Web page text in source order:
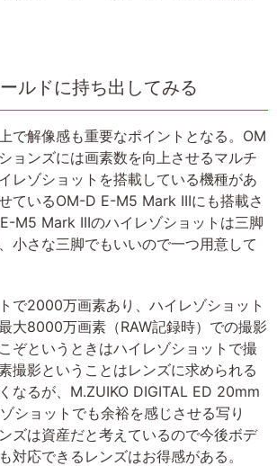
ルドに持ち出してみる
で解像感も重要なポイントとなる。OM
ョンズには画素数を向上させるマルチ
レゾショットを搭載している機種があ
ているOM-D E-M5 Mark IIIにも搭載さ
M5 Mark IIIのハイレゾショットは三脚
小さな三脚でもいいので一つ用意して
で2000万画素あり、ハイレゾショット
大8000万画素（RAW記録時）での撮影
ぞというときはハイレゾショットで撮
撮影ということはレンズに求められる
なるが、M.ZUIKO DIGITAL ED 20mm
ショットでも余裕を感じさせる写り
ズは資産だと考えているので今後ボデ
対応できるレンズはお得感がある。